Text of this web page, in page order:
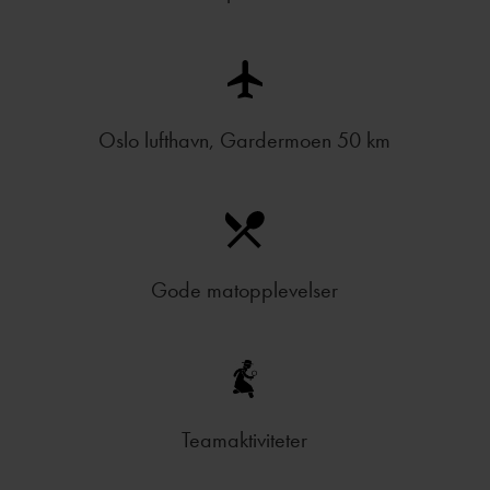
Oslo lufthavn, Gardermoen 50 km
Gode matopplevelser
Teamaktiviteter